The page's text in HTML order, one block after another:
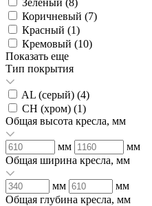
Коричневый (7)
Красный (1)
Кремовый (10)
Показать еще
Тип покрытия
AL (серый) (4)
CH (хром) (1)
Общая высота кресла, мм
мм
мм
Общая ширина кресла, мм
мм
мм
Общая глубина кресла, мм